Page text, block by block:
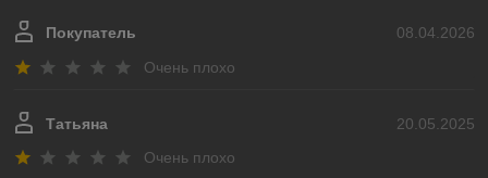
08.04.2026
Покупатель
Очень плохо
20.05.2025
Татьяна
Очень плохо